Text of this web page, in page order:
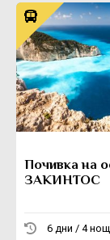
Почивка на
ЗАКИНТОС
6 дни / 4